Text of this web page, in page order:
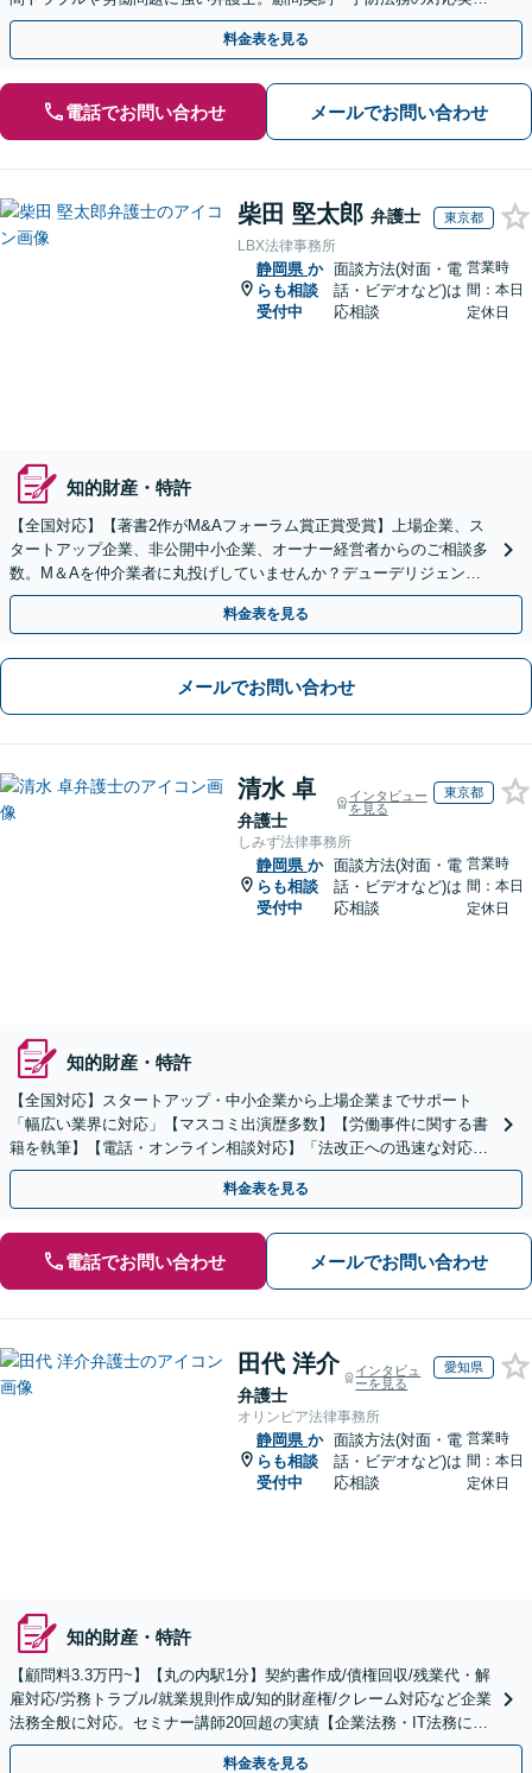
も豊富です。【夜間・休日面談可】【完全個室】
料金表を見る
電話でお問い合わせ メールでお問い合わせ
柴田 堅太郎 弁護士 東京都
LBX法律事務所
静岡県 か
らも相談
受付中
面談方法(対面・電
話・ビデオなど)は
応相談
営業時
間：本日
定休日
知的財産・特許
【全国対応】【著書2作がM&Aフォーラム賞正賞受賞】上場企業、ス
タートアップ企業、非公開中小企業、オーナー経営者からのご相談多
数。M＆Aを仲介業者に丸投げしていませんか？デューデリジェンス
や契約書作成・交渉はお任せください【初回無料】
料金表を見る
メールでお問い合わせ
清水 卓
弁護士
インタビュー
を見る
東京都
しみず法律事務所
静岡県 か
らも相談
受付中
面談方法(対面・電
話・ビデオなど)は
応相談
営業時
間：本日
定休日
知的財産・特許
【全国対応】スタートアップ・中小企業から上場企業までサポート
「幅広い業界に対応」【マスコミ出演歴多数】【労働事件に関する書
籍を執筆】【電話・オンライン相談対応】「法改正への迅速な対応」
「労務環境の整備でトラブルを未然に防ぐ」
料金表を見る
電話でお問い合わせ メールでお問い合わせ
田代 洋介
弁護士
インタビュ
ーを見る
愛知県
オリンピア法律事務所
静岡県 か
らも相談
受付中
面談方法(対面・電
話・ビデオなど)は
応相談
営業時
間：本日
定休日
知的財産・特許
【顧問料3.3万円~】【丸の内駅1分】契約書作成/債権回収/残業代・解
雇対応/労務トラブル/就業規則作成/知的財産権/クレーム対応など企業
法務全般に対応。セミナー講師20回超の実績【企業法務・IT法務に精
通】
料金表を見る